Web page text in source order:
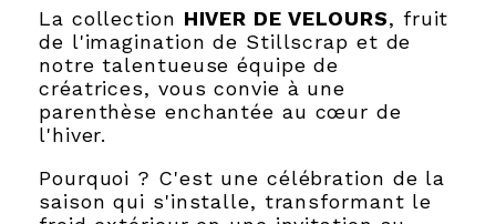
La collection HIVER DE VELOURS, fruit
de l'imagination de Stillscrap et de
notre talentueuse équipe de
créatrices, vous convie à une
parenthèse enchantée au cœur de
l'hiver.
Pourquoi ? C'est une célébration de la
saison qui s'installe, transformant le